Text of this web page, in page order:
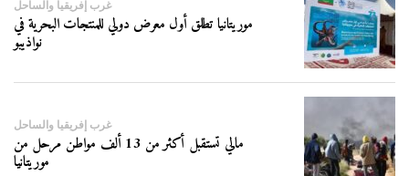
غرب إفريقيا والساحل
موريتانيا تطلق أول معرض دولي للمنتجات البحرية في
نواذيبو
غرب إفريقيا والساحل
مالي تستقبل أكثر من 13 ألف مواطن مرحل من
موريتانيا